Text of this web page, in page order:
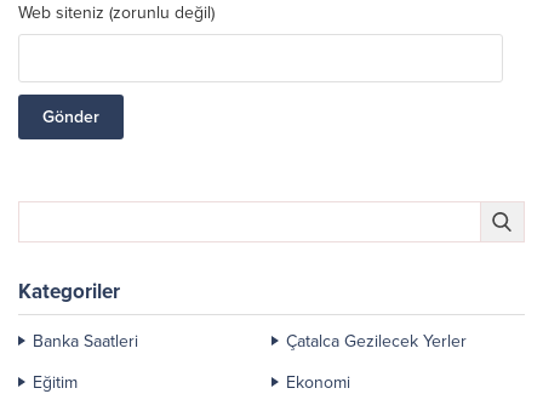
Web siteniz (zorunlu değil)
Kategoriler
Banka Saatleri
Çatalca Gezilecek Yerler
Eğitim
Ekonomi